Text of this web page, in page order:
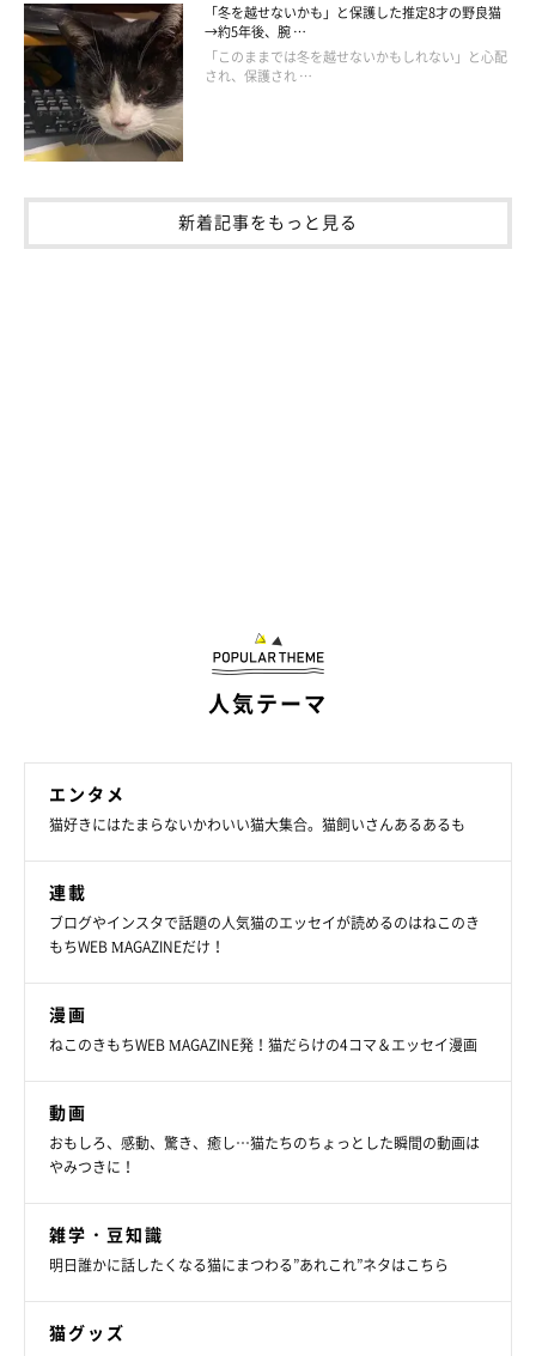
「冬を越せないかも」と保護した推定8才の野良猫
→約5年後、腕 …
「このままでは冬を越せないかもしれない」と心配
され、保護され …
新着記事をもっと見る
人気テーマ
エンタメ
猫好きにはたまらないかわいい猫大集合。猫飼いさんあるあるも
連載
ブログやインスタで話題の人気猫のエッセイが読めるのはねこのき
もちWEB MAGAZINEだけ！
漫画
ねこのきもちWEB MAGAZINE発！猫だらけの4コマ＆エッセイ漫画
動画
おもしろ、感動、驚き、癒し…猫たちのちょっとした瞬間の動画は
やみつきに！
雑学・豆知識
明日誰かに話したくなる猫にまつわる”あれこれ”ネタはこちら
猫グッズ